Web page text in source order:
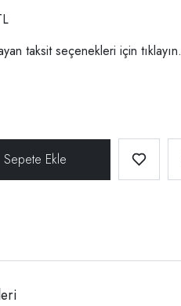
taksit seçenekleri için tıklayın.